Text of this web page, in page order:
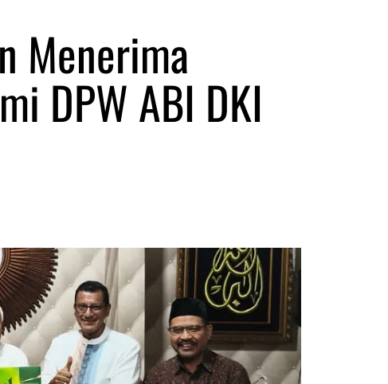
Menerima
DPW ABI DKI